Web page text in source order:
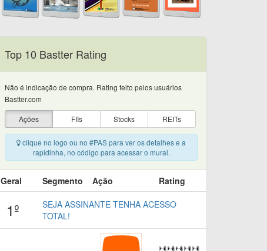
Top 10 Bastter Rating
Não é indicação de compra. Rating feito pelos usuários
Bastter.com
Ações
FIIs Stocks REITs
clique no logo ou no #PAS para ver os detalhes e a
rapidinha, no código para acessar o mural.
Geral Segmento Ação Rating
1º
SEJA ASSINANTE TENHA ACESSO
TOTAL!